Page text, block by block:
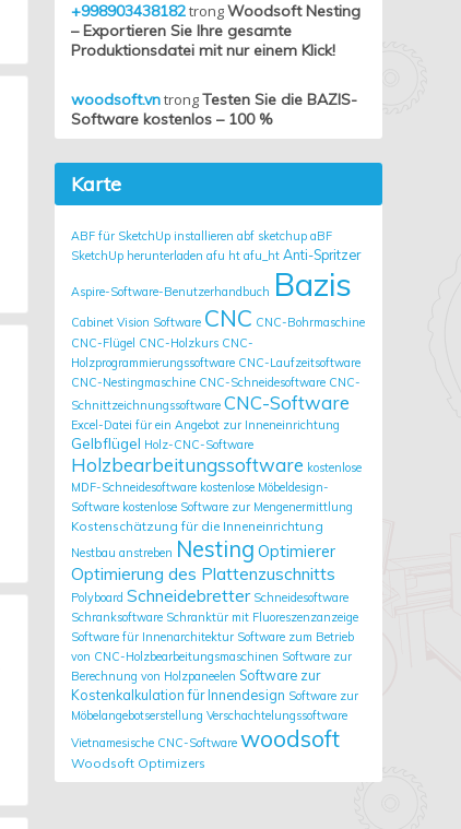
+998903438182trongWoodsoft Nesting
– Exportieren Sie Ihre gesamte
Produktionsdatei mit nur einem Klick!
woodsoft.vntrongTesten Sie die BAZIS-
Software kostenlos – 100 %
Karte
ABF für SketchUp installieren abf sketchup aBF
SketchUp herunterladen afu ht afu_ht Anti-Spritzer
Aspire-Software-Benutzerhandbuch Bazis
Cabinet Vision Software CNC CNC-Bohrmaschine
CNC-Flügel CNC-Holzkurs CNC-
Holzprogrammierungssoftware CNC-Laufzeitsoftware
CNC-Nestingmaschine CNC-Schneidesoftware CNC-
Schnittzeichnungssoftware CNC-Software
Excel-Datei für ein Angebot zur Inneneinrichtung
Gelbflügel Holz-CNC-Software
Holzbearbeitungssoftware kostenlose
MDF-Schneidesoftware kostenlose Möbeldesign-
Software kostenlose Software zur Mengenermittlung
Kostenschätzung für die Inneneinrichtung
Nestbau anstreben Nesting Optimierer
Optimierung des Plattenzuschnitts
Polyboard Schneidebretter Schneidesoftware
Schranksoftware Schranktür mit Fluoreszenzanzeige
Software für Innenarchitektur Software zum Betrieb
von CNC-Holzbearbeitungsmaschinen Software zur
Berechnung von Holzpaneelen Software zur
Kostenkalkulation für Innendesign Software zur
Möbelangebotserstellung Verschachtelungssoftware
Vietnamesische CNC-Software woodsoft
Woodsoft Optimizers